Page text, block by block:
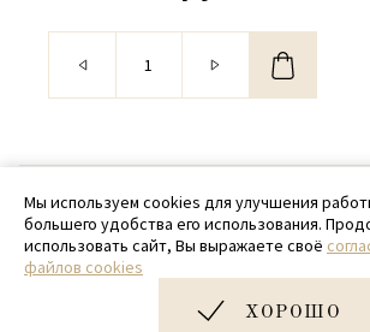
© 2020 - 2026 SamPack
+ 7 (918) 699-97-87
zakaz@sampack.store
Дизайн и разработка сайта
Мы используем cookies для улучшения
большего удобства его использования.
использовать сайт, Вы выражаете своё
файлов cookies
ХОРОШО